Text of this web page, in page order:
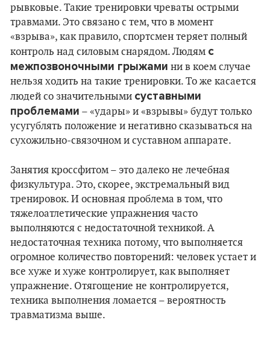
рывковые. Такие тренировки чреваты острыми
травмами. Это связано с тем, что в момент
«взрыва», как правило, спортсмен теряет полный
контроль над силовым снарядом. Людям с
межпозвоночными грыжами ни в коем случае
нельзя ходить на такие тренировки. То же касается
людей со значительными суставными
проблемами – «удары» и «взрывы» будут только
усугублять положение и негативно сказываться на
сухожильно-связочном и суставном аппарате.
Занятия кроссфитом – это далеко не лечебная
физкультура. Это, скорее, экстремальный вид
тренировок. И основная проблема в том, что
тяжелоатлетические упражнения часто
выполняются с недостаточной техникой. А
недостаточная техника потому, что выполняется
огромное количество повторений: человек устает и
все хуже и хуже контролирует, как выполняет
упражнение. Отягощение не контролируется,
техника выполнения ломается – вероятность
травматизма выше.